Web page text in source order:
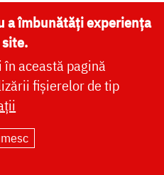
multe »
a îmbunătăți experiența
această pagină
fișierelor de tip